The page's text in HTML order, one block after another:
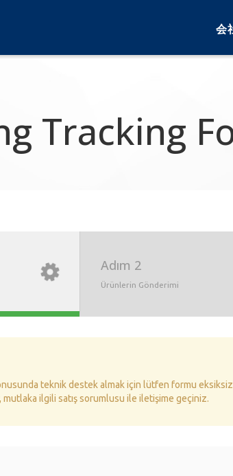
会
Tracking
Adım 2
Ürünlerin Gönderimi
teknik destek almak için lütfen formu
mutlaka ilgili satış sorumlusu ile iletişime geçiniz.